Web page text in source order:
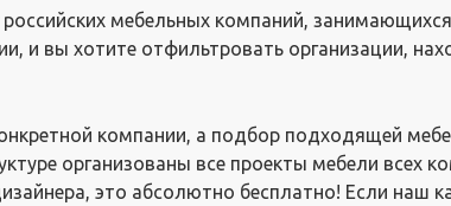
мебельных компаний,
и вы хотите отфильтровать организации,
компании, а подбор подходящей
организованы все проекты мебели всех
это абсолютно бесплатно! Если наш